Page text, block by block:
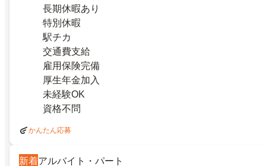
長期休暇あり
特別休暇
駅チカ
交通費支給
雇用保険完備
厚生年金加入
未経験OK
資格不問
かんたん応募
新着アルバイト・パート